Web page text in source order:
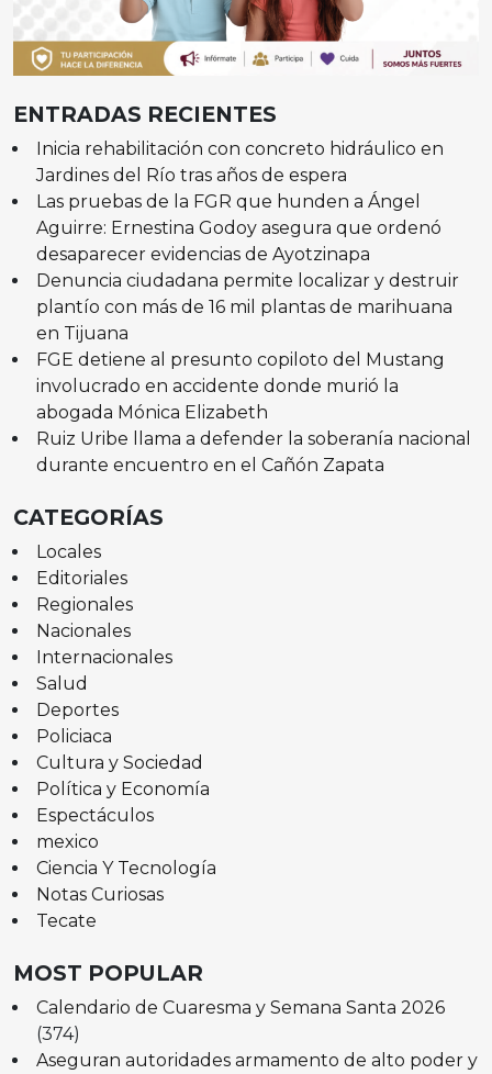
ENTRADAS RECIENTES
Inicia rehabilitación con concreto hidráulico en
Jardines del Río tras años de espera
Las pruebas de la FGR que hunden a Ángel
Aguirre: Ernestina Godoy asegura que ordenó
desaparecer evidencias de Ayotzinapa
Denuncia ciudadana permite localizar y destruir
plantío con más de 16 mil plantas de marihuana
en Tijuana
FGE detiene al presunto copiloto del Mustang
involucrado en accidente donde murió la
abogada Mónica Elizabeth
Ruiz Uribe llama a defender la soberanía nacional
durante encuentro en el Cañón Zapata
CATEGORÍAS
Locales
Editoriales
Regionales
Nacionales
Internacionales
Salud
Deportes
Policiaca
Cultura y Sociedad
Política y Economía
Espectáculos
mexico
Ciencia Y Tecnología
Notas Curiosas
Tecate
MOST POPULAR
Calendario de Cuaresma y Semana Santa 2026
(374)
Aseguran autoridades armamento de alto poder y